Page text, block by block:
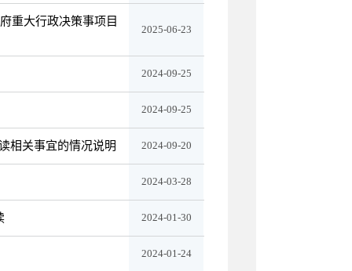
重大行政决策事项目
2025-06-23
2024-09-25
2024-09-25
相关事宜的情况说明 2024-09-20
2024-03-28
2024-01-30
2024-01-24